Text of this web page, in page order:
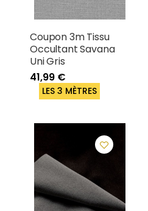
Coupon 3m Tissu
Occultant Savana
Uni Gris
41,99 €
LES 3 MÈTRES